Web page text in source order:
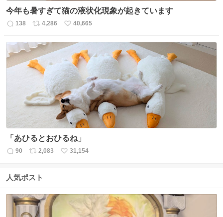
今年も暑すぎて猫の液状化現象が起きています
返
138
リ
ス
ト
数
4,286
い
ね
数
40,665
「あひるとおひるね」
返
数
90
リ
ス
数
2,083
い
31,154
人気ポスト